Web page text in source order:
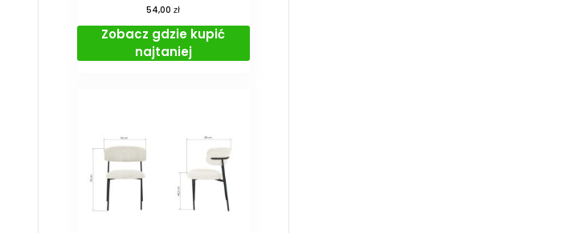
54,00zł
Zobacz gdzie kupić
najtaniej